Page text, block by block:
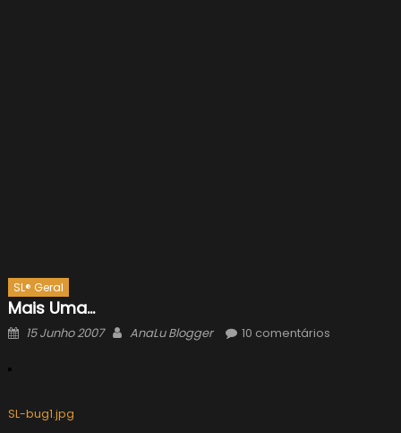
SL® Geral
Mais Uma…
Posted
15 Junho 2007 Author
AnaLu Blogger 10 comentários
SL-bug1.jpg